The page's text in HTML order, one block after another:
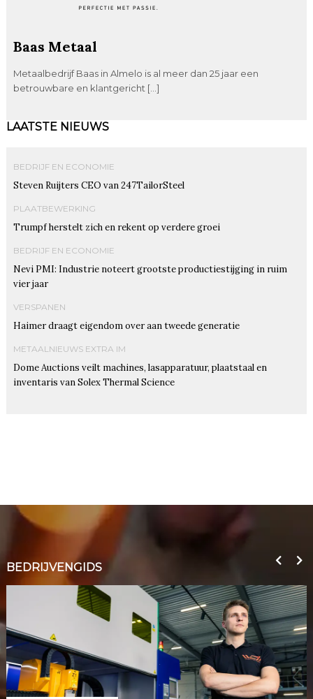
Baas Metaal
Metaalbedrijf Baas in Almelo is al meer dan 25 jaar een
betrouwbare en klantgericht […]
LAATSTE NIEUWS
BEDRIJF EN ECONOMIE
Steven Ruijters CEO van 247TailorSteel
PLAATBEWERKING
Trumpf herstelt zich en rekent op verdere groei
BEDRIJF EN ECONOMIE
Nevi PMI: Industrie noteert grootste productiestijging in ruim
vier jaar
VERSPANEN
Haimer draagt eigendom over aan tweede generatie
METAALNIEUWS EXTRA IM
Dome Auctions veilt machines, lasapparatuur, plaatstaal en
inventaris van Solex Thermal Science
BEDRIJVENGIDS